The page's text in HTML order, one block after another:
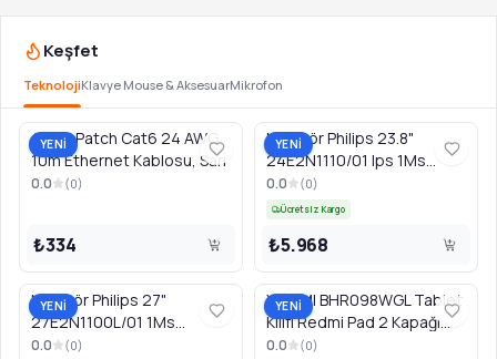
Keşfet
TeknolojiKlavye Mouse & AksesuarMikrofon
YENİ
AT&T Patch Cat6 24 AWG
10m Ethernet Kablosu, Sarı
0.0 (0)
₺334
YENİ
Monitör Philips 23.8"
24E2N1110/01 Ips 1Ms
120Hz Fhd Siyah
0.0 (0)
Ücretsiz Kargo
₺5.968
YENİ
Monitör Philips 27"
27E2N1100L/01 1Ms
1920X1080 Vga Hdmi
0.0 (0)
YENİ
XIAOMI BHR098WGL Tablet
Kılıfı Redmi Pad 2 Kapağı
9.7", Gri
0.0 (0)